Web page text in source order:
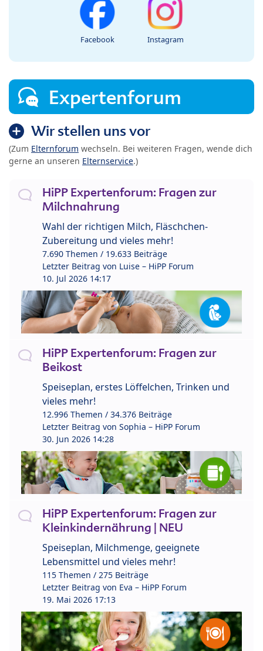
Facebook Instagram
Expertenforum
Wir stellen uns vor
(Zum Elternforum wechseln. Bei weiteren Fragen, wende dich
gerne an unseren Elternservice.)
HiPP Expertenforum: Fragen zur
Milchnahrung
Wahl der richtigen Milch, Fläschchen-
Zubereitung und vieles mehr!
7.690 Themen / 19.633 Beiträge
Letzter Beitrag von Luise – HiPP Forum
10. Jul 2026 14:17
HiPP Expertenforum: Fragen zur
Beikost
Speiseplan, erstes Löffelchen, Trinken und
vieles mehr!
12.996 Themen / 34.376 Beiträge
Letzter Beitrag von Sophia – HiPP Forum
30. Jun 2026 14:28
HiPP Expertenforum: Fragen zur
Kleinkindernährung | NEU
Speiseplan, Milchmenge, geeignete
Lebensmittel und vieles mehr!
115 Themen / 275 Beiträge
Letzter Beitrag von Eva – HiPP Forum
19. Mai 2026 17:13